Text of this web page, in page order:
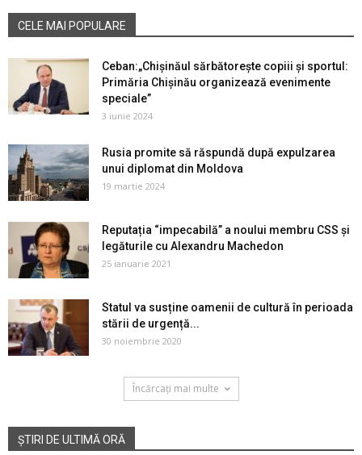
CELE MAI POPULARE
Ceban:„Chișinăul sărbătorește copiii și sportul:
Primăria Chișinău organizează evenimente
speciale”
3 iunie 2024
Rusia promite să răspundă după expulzarea
unui diplomat din Moldova
19 martie 2024
Reputația “impecabilă” a noului membru CSS și
legăturile cu Alexandru Machedon
25 ianuarie 2021
Statul va susține oamenii de cultură în perioada
stării de urgență...
30 noiembrie 2020
Încărcați mai multe
ȘTIRI DE ULTIMĂ ORĂ